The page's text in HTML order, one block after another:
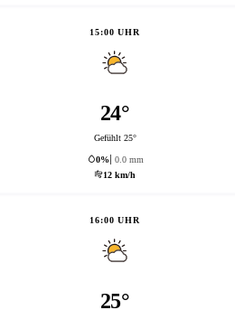
15:00 UHR
24°
Gefühlt 25°
0%
0.0 mm
12 km/h
16:00 UHR
25°